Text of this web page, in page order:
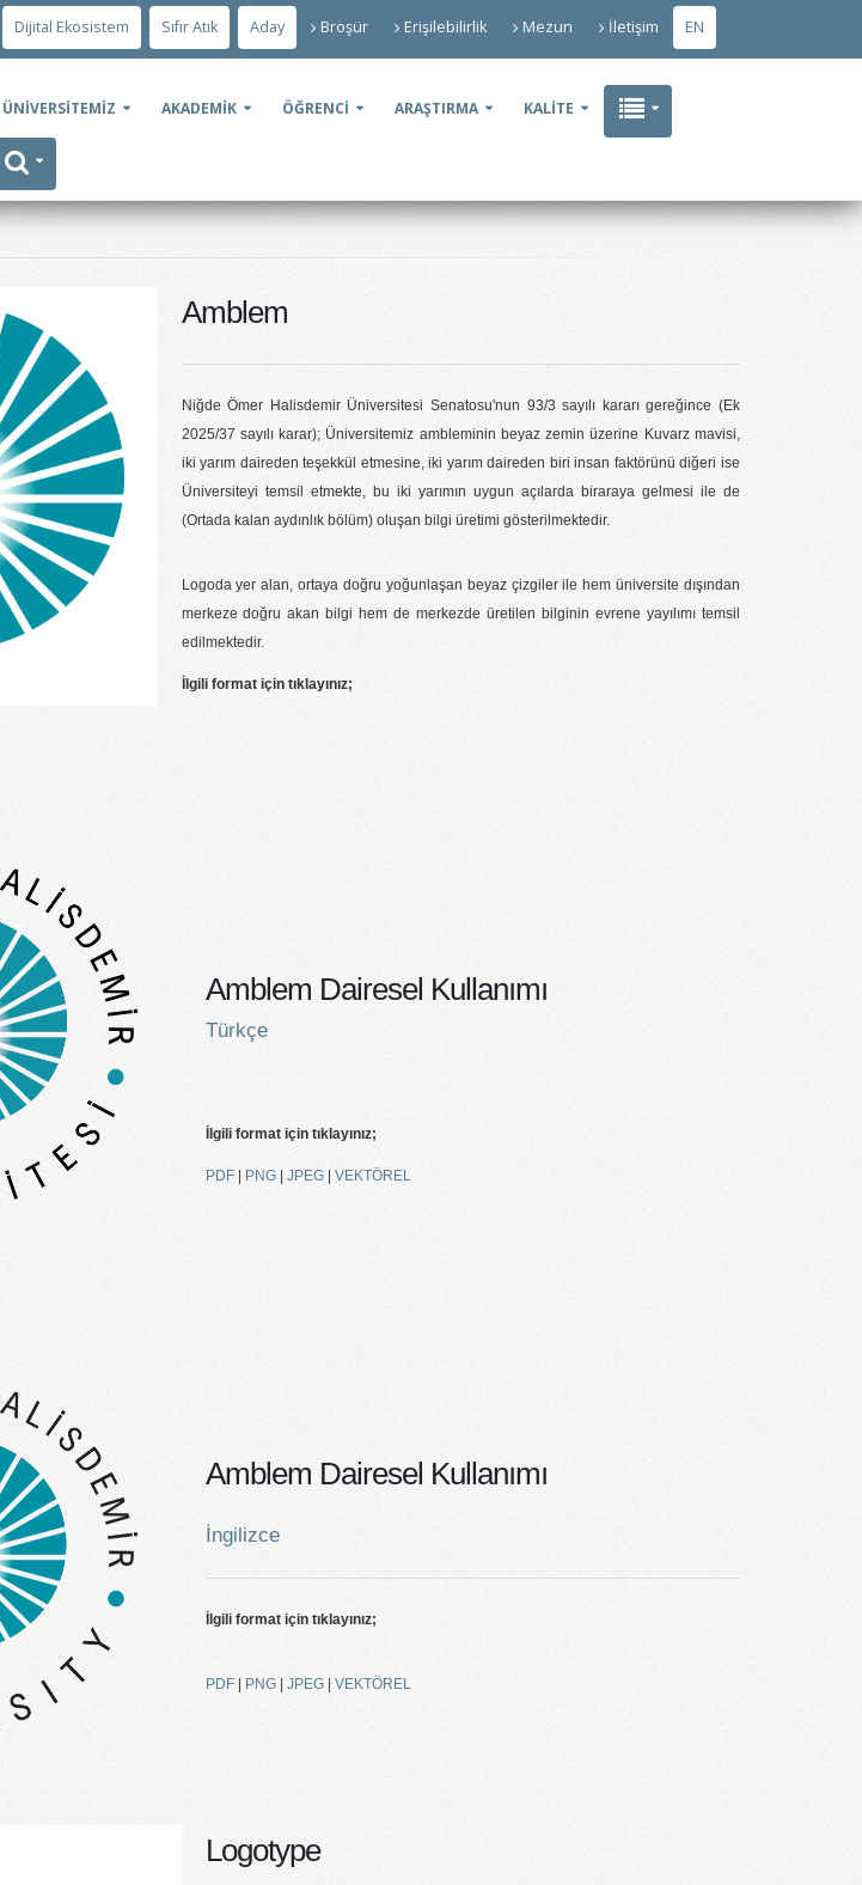
Dijital Ekosistem Sıfır Atık Aday Broşür Erişilebilirlik Mezun İletişim EN
ÜNİVERSİTEMİZ AKADEMİK ÖĞRENCİ ARAŞTIRMA KALİTE
Amblem
Niğde Ömer Halisdemir Üniversitesi Senatosu'nun 93/3 sayılı kararı gereğince (Ek
2025/37 sayılı karar); Üniversitemiz ambleminin beyaz zemin üzerine Kuvarz mavisi,
iki yarım daireden teşekkül etmesine, iki yarım daireden biri insan faktörünü diğeri ise
Üniversiteyi temsil etmekte, bu iki yarımın uygun açılarda biraraya gelmesi ile de
(Ortada kalan aydınlık bölüm) oluşan bilgi üretimi gösterilmektedir.
Logoda yer alan, ortaya doğru yoğunlaşan beyaz çizgiler ile hem üniversite dışından
merkeze doğru akan bilgi hem de merkezde üretilen bilginin evrene yayılımı temsil
edilmektedir.
İlgili format için tıklayınız;
Amblem Dairesel Kullanımı
Türkçe
İlgili format için tıklayınız;
PDF| PNG| JPEG| VEKTÖREL
Amblem Dairesel Kullanımı
İngilizce
İlgili format için tıklayınız;
PDF| PNG| JPEG VEKTÖREL
Logotype